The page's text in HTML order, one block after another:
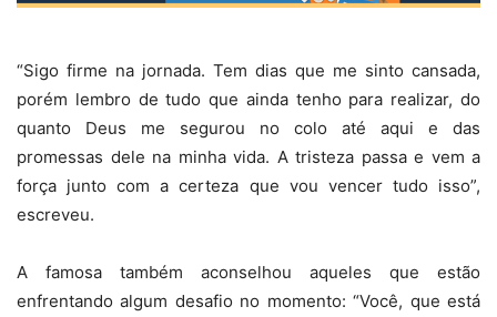
“Sigo firme na jornada. Tem dias que me sinto cansada,
porém lembro de tudo que ainda tenho para realizar, do
quanto Deus me segurou no colo até aqui e das
promessas dele na minha vida. A tristeza passa e vem a
força junto com a certeza que vou vencer tudo isso”,
escreveu.
A famosa também aconselhou aqueles que estão
enfrentando algum desafio no momento: “Você, que está